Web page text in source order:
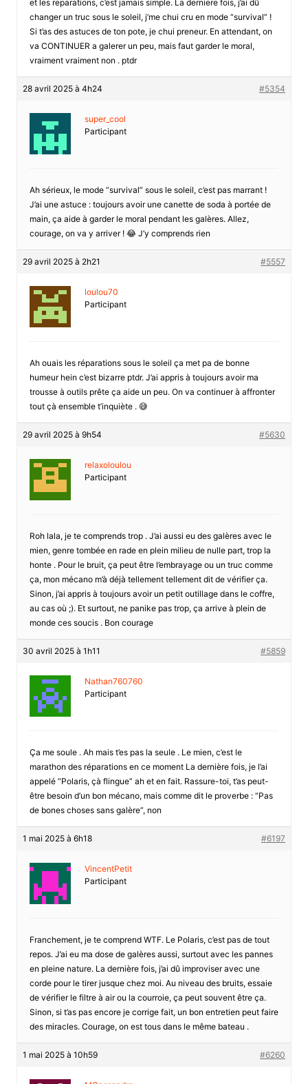
et les reparations, c’est jamais simple. La derniere fois, j’ai dû
changer un truc sous le soleil, j’me chui cru en mode “survival” !
Si t’as des astuces de ton pote, je chui preneur. En attendant, on
va CONTINUER a galerer un peu, mais faut garder le moral,
vraiment vraiment non . ptdr
28 avril 2025 à 4h24 #5354
super_cool
Participant
Ah sérieux, le mode “survival” sous le soleil, c’est pas marrant !
J’ai une astuce : toujours avoir une canette de soda à portée de
main, ça aide à garder le moral pendant les galères. Allez,
courage, on va y arriver ! 😂 J’y comprends rien
29 avril 2025 à 2h21 #5557
loulou70
Participant
Ah ouais les réparations sous le soleil ça met pa de bonne
humeur hein c’est bizarre ptdr. J’ai appris à toujours avoir ma
trousse à outils prête ça aide un peu. On va continuer à affronter
tout çà ensemble t’inquiète . 😅
29 avril 2025 à 9h54 #5630
relaxoloulou
Participant
Roh lala, je te comprends trop . J’ai aussi eu des galères avec le
mien, genre tombée en rade en plein milieu de nulle part, trop la
honte . Pour le bruit, ça peut être l’embrayage ou un truc comme
ça, mon mécano m’à déjà tellement tellement dit de vérifier ça.
Sinon, j’ai appris à toujours avoir un petit outillage dans le coffre,
au cas où ;). Et surtout, ne panike pas trop, ça arrive à plein de
monde ces soucis . Bon courage
30 avril 2025 à 1h11 #5859
Nathan760760
Participant
Ça me soule . Ah mais t’es pas la seule . Le mien, c’est le
marathon des réparations en ce moment La dernière fois, je l’ai
appelé “Polaris, çà flingue” ah et en fait. Rassure-toi, t’as peut-
être besoin d’un bon mécano, mais comme dit le proverbe : “Pas
de bones choses sans galère”, non
1 mai 2025 à 6h18 #6197
VincentPetit
Participant
Franchement, je te comprend WTF. Le Polaris, c’est pas de tout
repos. J’ai eu ma dose de galères aussi, surtout avec les pannes
en pleine nature. La dernière fois, j’ai dû improviser avec une
corde pour le tirer jusque chez moi. Au niveau des bruits, essaie
de vérifier le filtre à air ou la courroie, ça peut souvent être ça.
Sinon, si t’as pas encore je corrige fait, un bon entretien peut faire
des miracles. Courage, on est tous dans le même bateau .
1 mai 2025 à 10h59 #6260